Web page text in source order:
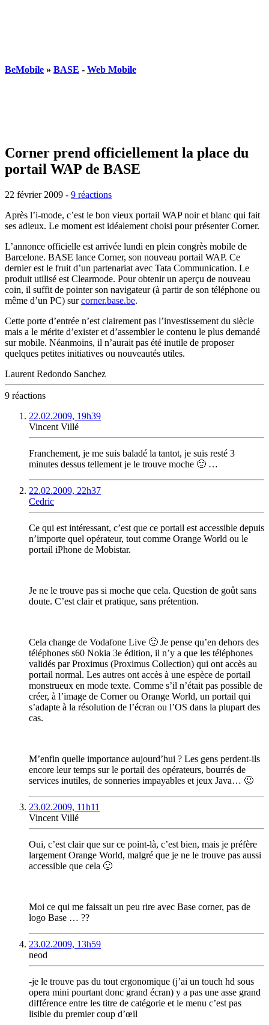
BeMobile » BASE - Web Mobile
Corner prend officiellement la place du
portail WAP de BASE
22 février 2009 - 9 réactions
Après l’i-mode, c’est le bon vieux portail WAP noir et blanc qui fait
ses adieux. Le moment est idéalement choisi pour présenter Corner.
L’annonce officielle est arrivée lundi en plein congrès mobile de
Barcelone. BASE lance Corner, son nouveau portail WAP. Ce
dernier est le fruit d’un partenariat avec Tata Communication. Le
produit utilisé est Clearmode. Pour obtenir un aperçu de nouveau
coin, il suffit de pointer son navigateur (à partir de son téléphone ou
même d’un PC) surcorner.base.be.
Cette porte d’entrée n’est clairement pas l’investissement du siècle
mais a le mérite d’exister et d’assembler le contenu le plus demandé
sur mobile. Néanmoins, il n’aurait pas été inutile de proposer
quelques petites initiatives ou nouveautés utiles.
Laurent Redondo Sanchez
9 réactions
22.02.2009, 19h39
Vincent Villé
Franchement, je me suis baladé la tantot, je suis resté 3
minutes dessus tellement je le trouve moche 🙂 …
22.02.2009, 22h37
Cedric
Ce qui est intéressant, c’est que ce portail est accessible depuis
n’importe quel opérateur, tout comme Orange World ou le
portail iPhone de Mobistar.
Je ne le trouve pas si moche que cela. Question de goût sans
doute. C’est clair et pratique, sans prétention.
Cela change de Vodafone Live 🙂 Je pense qu’en dehors des
téléphones s60 Nokia 3e édition, il n’y a que les téléphones
validés par Proximus (Proximus Collection) qui ont accès au
portail normal. Les autres ont accès à une espèce de portail
monstrueux en mode texte. Comme s’il n’était pas possible de
créer, à l’image de Corner ou Orange World, un portail qui
s’adapte à la résolution de l’écran ou l’OS dans la plupart des
cas.
M’enfin quelle importance aujourd’hui ? Les gens perdent-ils
encore leur temps sur le portail des opérateurs, bourrés de
services inutiles, de sonneries impayables et jeux Java… 🙂
23.02.2009, 11h11
Vincent Villé
Oui, c’est clair que sur ce point-là, c’est bien, mais je préfère
largement Orange World, malgré que je ne le trouve pas aussi
accessible que cela 🙂
Moi ce qui me faissait un peu rire avec Base corner, pas de
logo Base … ??
23.02.2009, 13h59
neod
-je le trouve pas du tout ergonomique (j’ai un touch hd sous
opera mini pourtant donc grand écran) y a pas une asse grand
différence entre les titre de catégorie et le menu c’est pas
lisible du premier coup d’œil